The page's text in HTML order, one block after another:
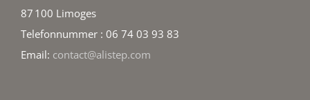
87 100 Limoges
Telefonnummer : 06 74 03 93 83
Email: contact@alistep.com